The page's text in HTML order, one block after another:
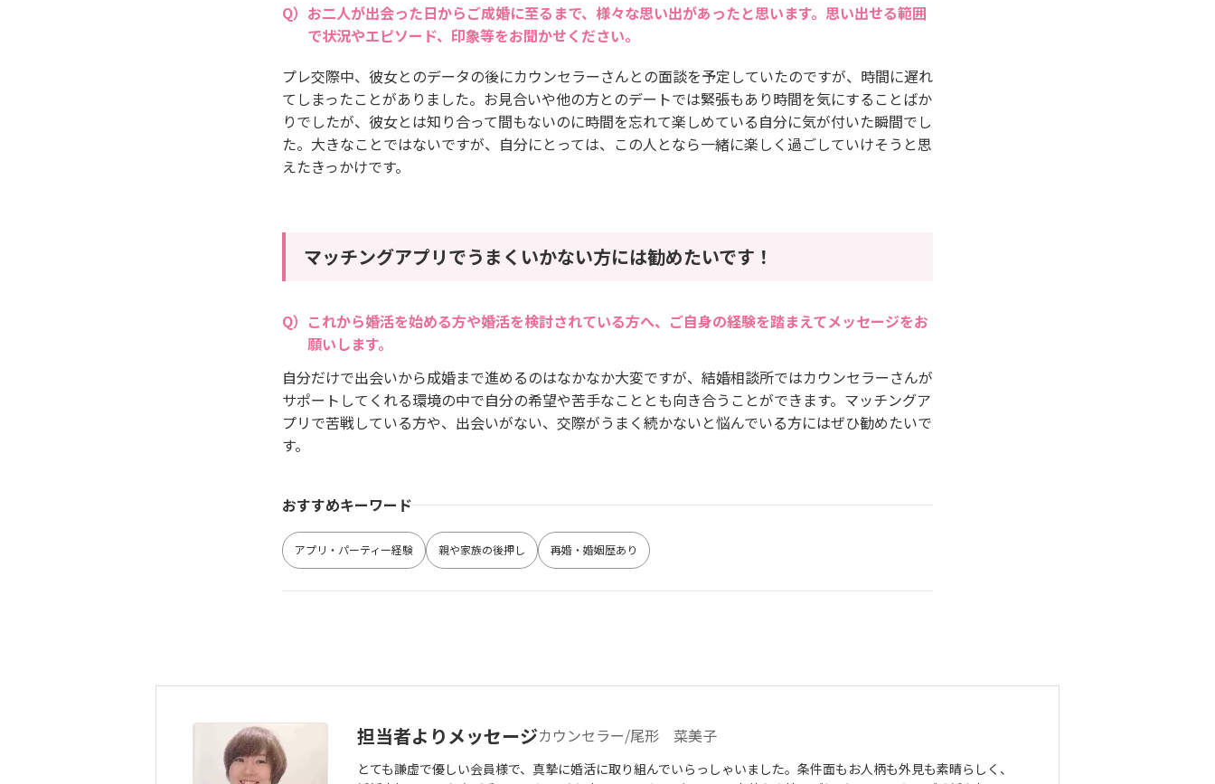
お二人が出会った日からご成婚に至るまで、様々な思い出があったと思います。思い出せる範囲
で状況やエピソード、印象等をお聞かせください。
プレ交際中、彼女とのデータの後にカウンセラーさんとの面談を予定していたのですが、時間に遅れ
てしまったことがありました。お見合いや他の方とのデートでは緊張もあり時間を気にすることばか
りでしたが、彼女とは知り合って間もないのに時間を忘れて楽しめている自分に気が付いた瞬間でし
た。大きなことではないですが、自分にとっては、この人となら一緒に楽しく過ごしていけそうと思
えたきっかけです。
マッチングアプリでうまくいかない方には勧めたいです！
これから婚活を始める方や婚活を検討されている方へ、ご自身の経験を踏まえてメッセージをお
願いします。
自分だけで出会いから成婚まで進めるのはなかなか大変ですが、結婚相談所ではカウンセラーさんが
サポートしてくれる環境の中で自分の希望や苦手なこととも向き合うことができます。マッチングア
プリで苦戦している方や、出会いがない、交際がうまく続かないと悩んでいる方にはぜひ勧めたいで
す。
おすすめキーワード
アプリ・パーティー経験 親や家族の後押し 再婚・婚姻歴あり
担当者よりメッセージカウンセラー/尾形 菜美子
とても謙虚で優しい会員様で、真摯に婚活に取り組んでいらっしゃいました。条件面もお人柄も外見も素晴らしく、